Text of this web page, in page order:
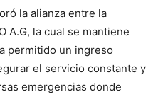
la alianza entre la
A.G, la cual se mantiene
permitido un ingreso
el servicio constante y
emergencias donde